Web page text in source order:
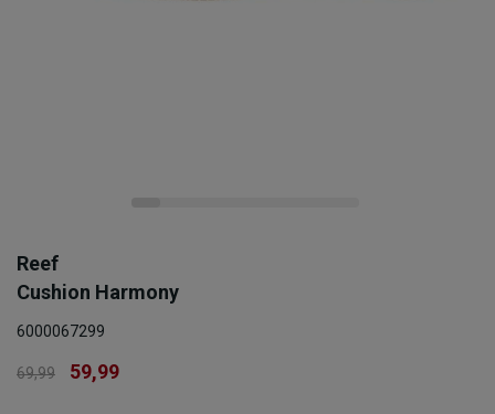
Reef
Cushion Harmony
6000067299
69,99 59,99